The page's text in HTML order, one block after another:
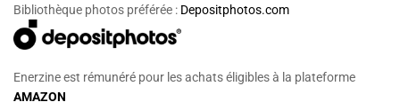
Bibliothèque photos préférée : Depositphotos.com
Enerzine est rémunéré pour les achats éligibles à la plateforme
AMAZON